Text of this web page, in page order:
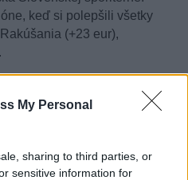
My Personal
sharing to third parties, or
sensitive information for
keď si polepšili všetky
(+23 eur),